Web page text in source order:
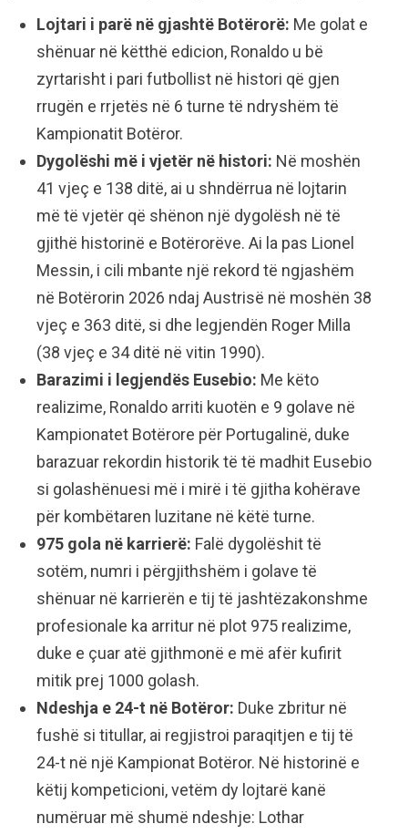
Lojtari i parë në gjashtë Botërorë: Me golat e
shënuar në këtthë edicion, Ronaldo u bë
zyrtarisht i pari futbollist në histori që gjen
rrugën e rrjetës në 6 turne të ndryshëm të
Kampionatit Botëror.
Dygolëshi më i vjetër në histori: Në moshën
41 vjeç e 138 ditë, ai u shndërrua në lojtarin
më të vjetër që shënon një dygolësh në të
gjithë historinë e Botërorëve. Ai la pas Lionel
Messin, i cili mbante një rekord të ngjashëm
në Botërorin 2026 ndaj Austrisë në moshën 38
vjeç e 363 ditë, si dhe legjendën Roger Milla
(38 vjeç e 34 ditë në vitin 1990).
Barazimi i legjendës Eusebio: Me këto
realizime, Ronaldo arriti kuotën e 9 golave në
Kampionatet Botërore për Portugalinë, duke
barazuar rekordin historik të të madhit Eusebio
si golashënuesi më i mirë i të gjitha kohërave
për kombëtaren luzitane në këtë turne.
975 gola në karrierë: Falë dygolëshit të
sotëm, numri i përgjithshëm i golave të
shënuar në karrierën e tij të jashtëzakonshme
profesionale ka arritur në plot 975 realizime,
duke e çuar atë gjithmonë e më afër kufirit
mitik prej 1000 golash.
Ndeshja e 24-t në Botëror: Duke zbritur në
fushë si titullar, ai regjistroi paraqitjen e tij të
24-t në një Kampionat Botëror. Në historinë e
këtij kompeticioni, vetëm dy lojtarë kanë
numëruar më shumë ndeshje: Lothar